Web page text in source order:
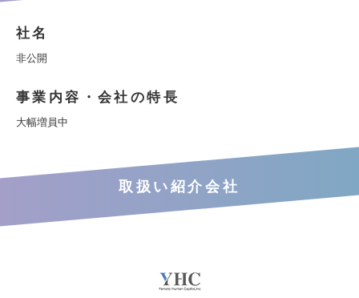
社名
非公開
事業内容・会社の特長
大幅増員中
取扱い紹介会社